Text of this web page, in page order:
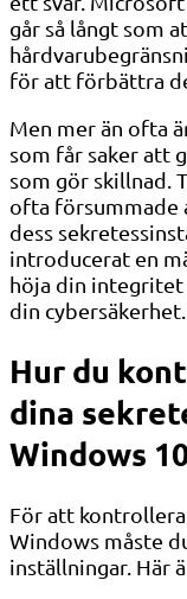
går så långt som
för att förbättra
Men mer än ofta
som får saker att
som gör skillnad.
ofta försummade
dess
introducerat en
höja din
din
Hur du
dina
Windows
För att
Windows måste
inställningar. Här